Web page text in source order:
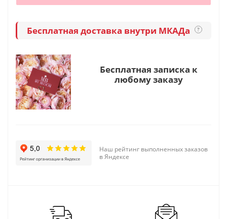
Бесплатная доставка внутри МКАДа ?
Бесплатная записка к
любому заказу
Наш рейтинг выполненных заказов
в Яндексе